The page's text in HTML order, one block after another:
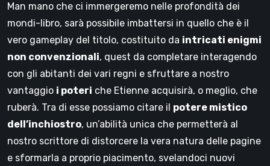
Man mano che ci immergeremo nelle profondità dei
mondi-libro, sarà possibile imbattersi in quello che è il
vero gameplay del titolo, costituito da intricati enigmi
non convenzionali, quest da completare interagendo
con gli abitanti dei vari regni e sfruttare a nostro
vantaggio i poteri che Etienne acquisirà, o meglio, che
ruberà. Tra di esse possiamo citare il potere mistico
dell’inchiostro, un’abilità unica che permetterà al
nostro scrittore di distorcere la vera natura delle pagine
e sformarla a proprio piacimento, svelandoci nuovi